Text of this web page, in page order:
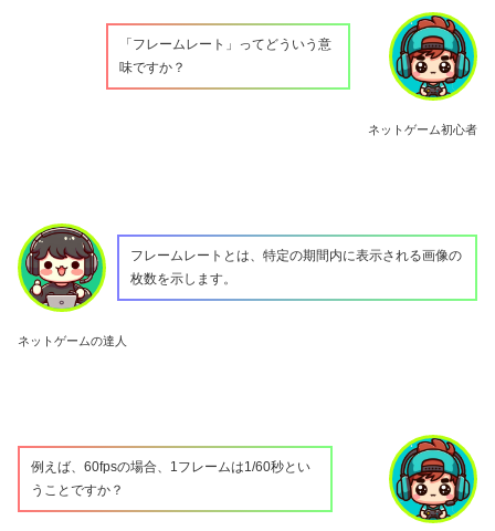
ネットゲーム初心者
「フレームレート」ってどういう意
味ですか？
ネットゲームの達人
フレームレートとは、特定の期間内に表示される画像の
枚数を示します。
例えば、60fpsの場合、1フレームは1/60秒とい
うことですか？